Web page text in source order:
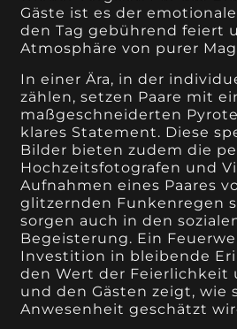
Gäste ist es der
den Tag gebührend feiert
Atmosphäre von purer
In einer Ära, in der
zählen, setzen Paare mit
maßgeschneiderten
klares Statement. Diese
Bilder bieten zudem die
Hochzeitsfotografen und
Aufnahmen eines Paares
glitzernden Funkenregen
sorgen auch in den
Begeisterung. Ein
Investition in bleibende
den Wert der Feierlichkeit
und den Gästen zeigt, wie
Anwesenheit geschätzt